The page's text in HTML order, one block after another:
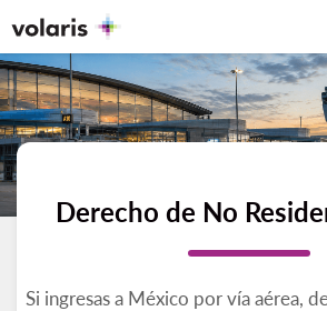
Derecho de No
Si ingresas a México por vía aérea,